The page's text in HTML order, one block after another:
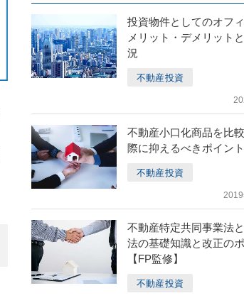
投資物件としてのオフ
メリット・デメリット
況
不動産投資
不動産小口化商品を比
際に抑えるべきポイン
不動産投資
不動産特定共同事業法
法の基礎知識と改正の
【FP監修】
不動産投資